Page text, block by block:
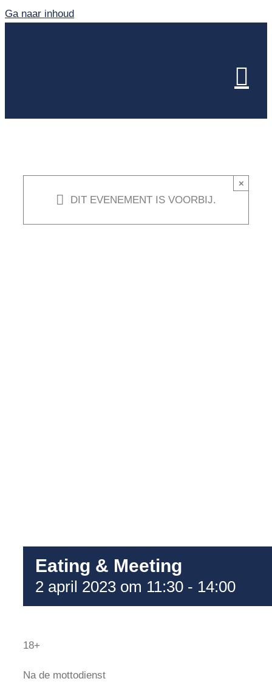
Ga naar inhoud
DIT EVENEMENT IS VOORBIJ.
×
Eating & Meeting
2 april 2023 om 11:30 - 14:00
18+
Na de mottodienst